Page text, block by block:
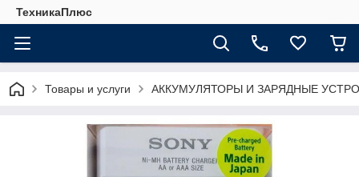
ТехникаПлюс
Товары и услуги АККУМУЛЯТОРЫ И ЗАРЯДНЫЕ